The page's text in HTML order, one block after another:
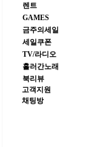
렌트
GAMES
금주의세일
세일쿠폰
TV/라디오
흘러간노래
북리뷰
고객지원
채팅방